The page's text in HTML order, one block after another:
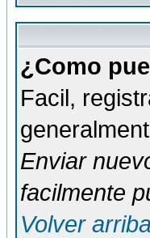
¿Como
Facil,
Enviar
facilmente
Volver arriba